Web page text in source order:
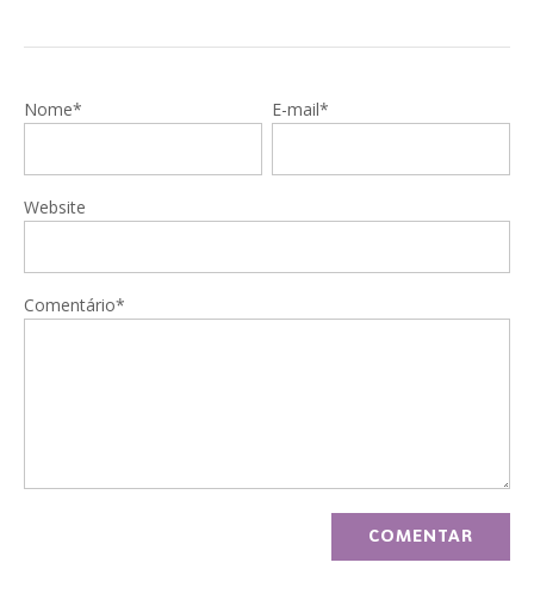
Nome* E-mail*
Website
Comentário*